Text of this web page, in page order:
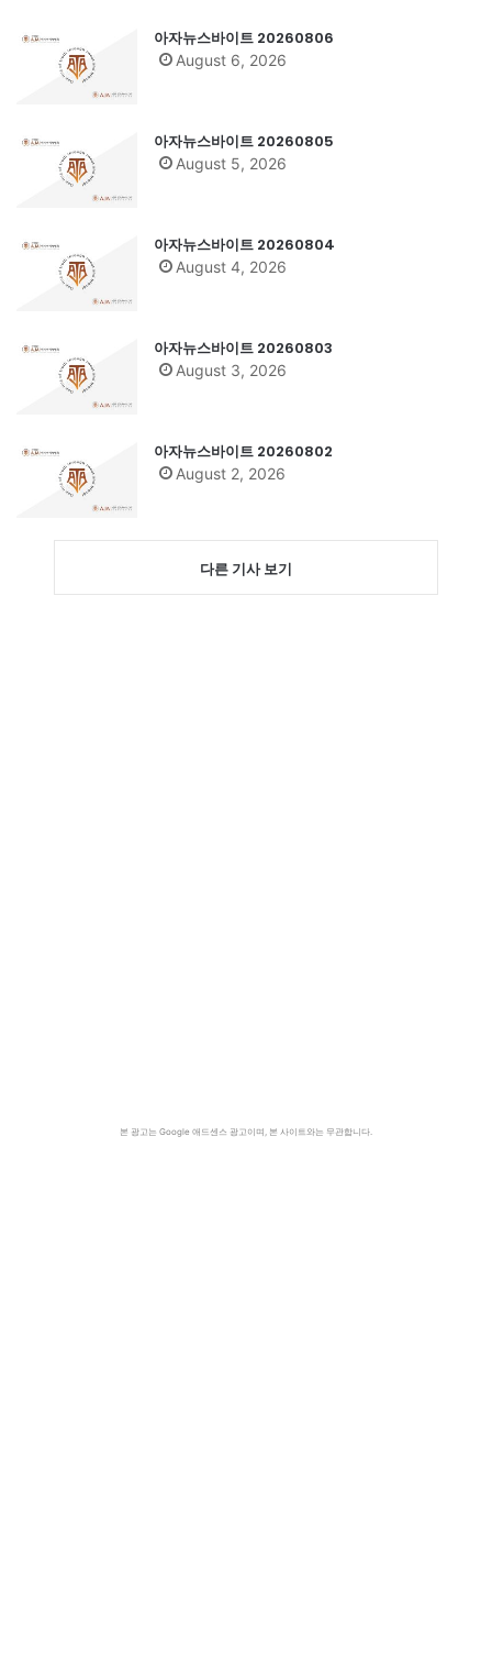
아자뉴스바이트 20260806
August 6, 2026
아자뉴스바이트 20260805
August 5, 2026
아자뉴스바이트 20260804
August 4, 2026
아자뉴스바이트 20260803
August 3, 2026
아자뉴스바이트 20260802
August 2, 2026
다른 기사 보기
본 광고는 Google 애드센스 광고이며, 본 사이트와는 무관합니다.